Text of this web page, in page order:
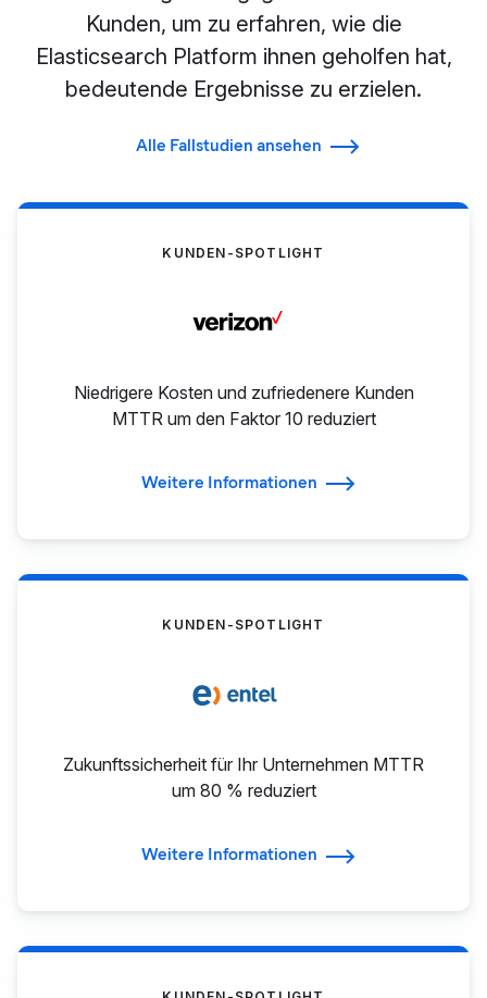
Kunden, um zu erfahren, wie die
Elasticsearch Platform ihnen geholfen hat,
bedeutende Ergebnisse zu erzielen.
Alle Fallstudien ansehen
KUNDEN-SPOTLIGHT
Niedrigere Kosten und zufriedenere Kunden
MTTR um den Faktor 10 reduziert
Weitere Informationen
KUNDEN-SPOTLIGHT
Zukunftssicherheit für Ihr Unternehmen MTTR
um 80 % reduziert
Weitere Informationen